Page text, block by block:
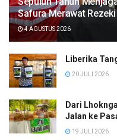
Safura Merawat
4 AGUSTUS 2026
Liberika
20 JULI 2026
Dari
Jalan ke
19 JULI 2026